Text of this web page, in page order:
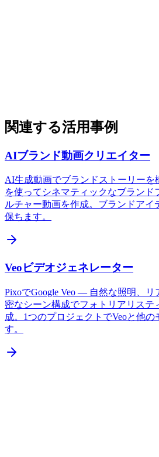
関連する活用事例
AIブランド動画クリエイター
AI生成動画でブランドストーリーを
を使ってシネマティックなブランド
ルチャー動画を作成。ブランドアイ
保ちます。
Veoビデオジェネレーター
PixoでGoogle Veo — 自然な照明、
密なシーン構成でフォトリアリステ
成。1つのプロジェクトでVeoと他の
す。